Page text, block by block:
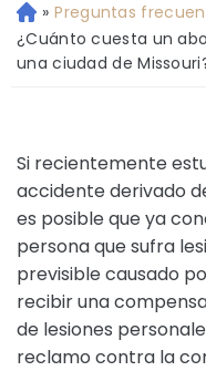
Ini
ci
o
» Preguntas
¿Cuánto cuesta un
una ciudad de
Si recientemente
accidente derivado
es posible que ya
persona que sufra
previsible causado
recibir una
de lesiones
reclamo contra la